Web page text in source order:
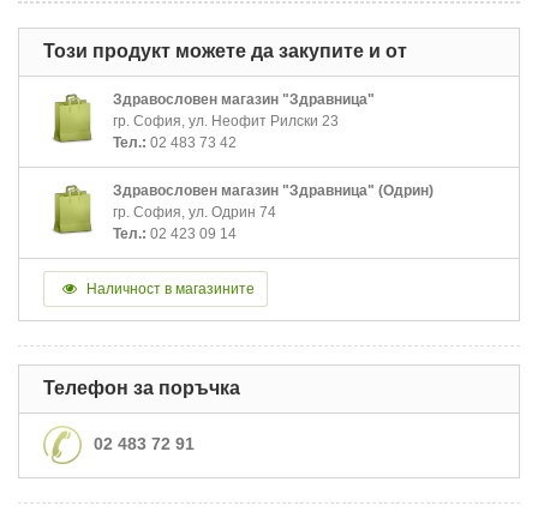
Този продукт можете да закупите и от
Здравословен магазин "Здравница"
гр. София, ул. Неофит Рилски 23
Тел.: 02 483 73 42
Здравословен магазин "Здравница" (Одрин)
гр. София, ул. Одрин 74
Тел.: 02 423 09 14
Наличност в магазините
Телефон за поръчка
02 483 72 91